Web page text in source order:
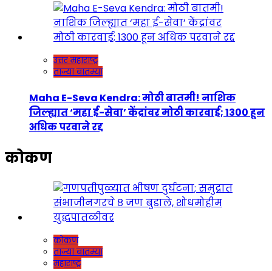
उत्तर महाराष्ट्र
ताज्या बातम्या
Maha E-Seva Kendra: मोठी बातमी! नाशिक
जिल्ह्यात ‘महा ई-सेवा’ केंद्रांवर मोठी कारवाई; 1300 हून
अधिक परवाने रद्द
कोकण
कोकण
ताज्या बातम्या
महाराष्ट्र